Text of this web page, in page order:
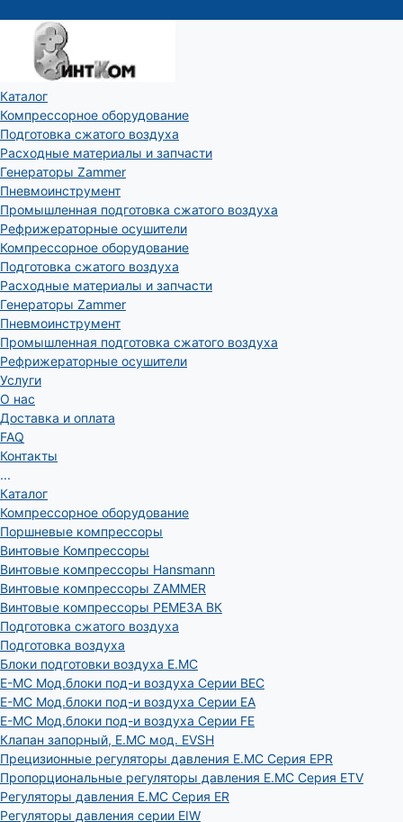
Каталог
Компрессорное оборудование
Подготовка сжатого воздуха
Расходные материалы и запчасти
Генераторы Zammer
Пневмоинструмент
Промышленная подготовка сжатого воздуха
Рефрижераторные осушители
Компрессорное оборудование
Подготовка сжатого воздуха
Расходные материалы и запчасти
Генераторы Zammer
Пневмоинструмент
Промышленная подготовка сжатого воздуха
Рефрижераторные осушители
Услуги
О нас
Доставка и оплата
FAQ
Контакты
...
Каталог
Компрессорное оборудование
Поршневые компрессоры
Винтовые Компрессоры
Винтовые компрессоры Hansmann
Винтовые компрессоры ZAMMER
Винтовые компрессоры РЕМЕЗА ВК
Подготовка сжатого воздуха
Подготовка воздуха
Блоки подготовки воздуха E.MC
E-MC Мод.блоки под-и воздуха Серии BEC
E-MC Мод.блоки под-и воздуха Серии EA
E-MC Мод.блоки под-и воздуха Серии FE
Клапан запорный, E.MC мод. EVSH
Прецизионные регуляторы давления E.MC Серия EPR
Пропорциональные регуляторы давления E.MC Серия ETV
Регуляторы давления E.MC Серия ER
Регуляторы давления серии EIW